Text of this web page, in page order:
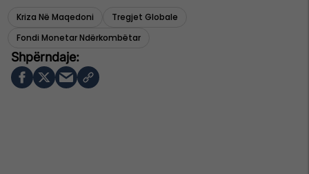
Kriza Në Maqedoni
Tregjet Globale
Fondi Monetar Ndërkombëtar